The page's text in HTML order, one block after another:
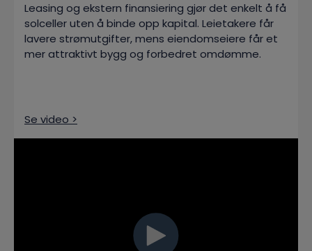
Leasing og ekstern finansiering gjør det enkelt å få
solceller uten å binde opp kapital. Leietakere får
lavere strømutgifter, mens eiendomseiere får et
mer attraktivt bygg og forbedret omdømme.
Se video >